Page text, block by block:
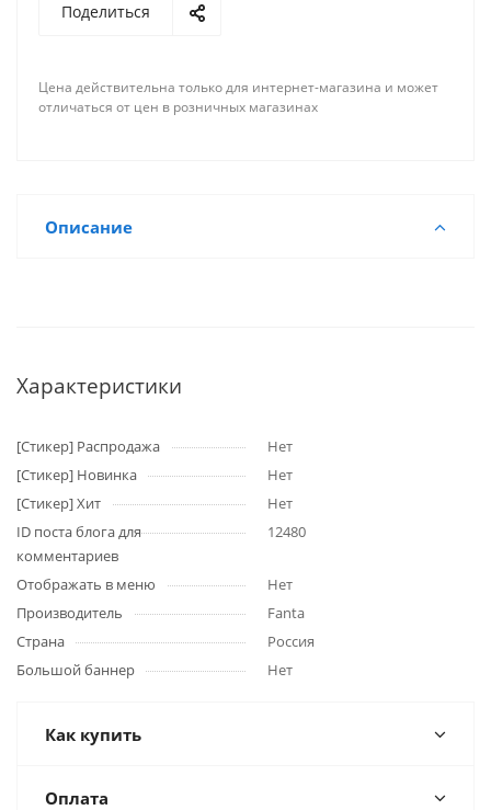
Поделиться
Цена действительна только для интернет-магазина и может
отличаться от цен в розничных магазинах
Описание
Характеристики
[Стикер] Распродажа
Нет
[Стикер] Новинка
Нет
[Стикер] Хит
Нет
ID поста блога для
комментариев
12480
Отображать в меню
Нет
Производитель
Fanta
Страна
Россия
Большой баннер
Нет
Как купить
Оплата